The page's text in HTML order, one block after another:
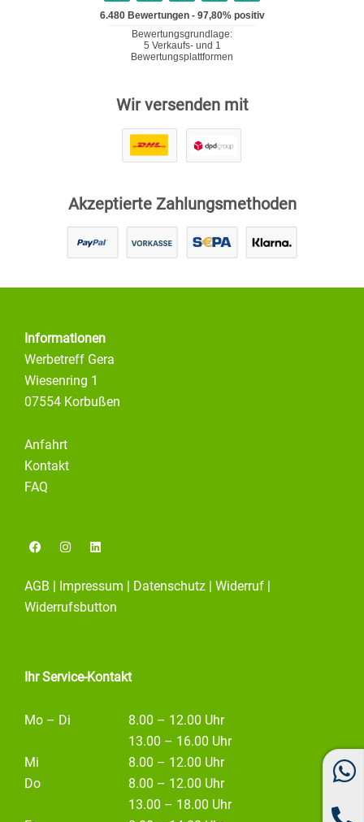
Wir versenden mit
Akzeptierte Zahlungsmethoden
Informationen
Werbetreff Gera
Wiesenring 1
07554 Korbußen
Anfahrt
Kontakt
FAQ
F
a
e
b
o
o
I
n
a
g
r
L
i
e
d
i
AGB Impressum Datenschutz Widerruf
Widerrufsbutton
Ihr Service-Kontakt
Mo – Di
8.00 – 12.00 Uhr
13.00 – 16.00 Uhr
Mi
8.00 – 12.00 Uhr
Do
8.00 – 12.00 Uhr
13.00 – 18.00 Uhr